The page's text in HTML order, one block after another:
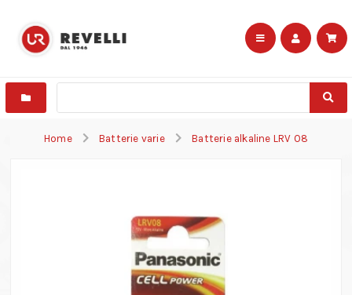
Home Batterie varie Batterie alkaline LRV 08